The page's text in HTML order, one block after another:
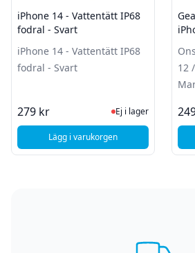
iPhone 14 - Vattentätt IP68
fodral - Svart
iPhone 14 - Vattentätt IP68
fodral - Svart
279 kr Ej i lager,
Ej i lager
Lägg i varukorgen, iPhone 14 - Vattentätt IP68
12 / 12 Pro - Gredelin